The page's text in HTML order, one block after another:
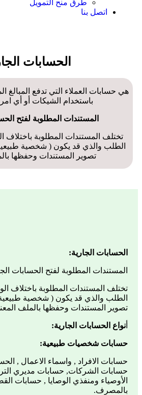
طرق منح التمويل
اتصل بنا
الحسابات
هي حسابات العملاء التي تدفع المبالغ
باستخدام الشيكات أو أي
المستندات المطلوبة لفتح
تختلف المستندات المطلوبة باختلاف
الطلب والذي قد يكون ( شخصية
تصوير المستندات وحفظها
الحسابات الجارية:
المستندات المطلوبة لفتح الحسابات
تختلف المستندات المطلوبة باختلاف
الطلب والذي قد يكون ( شخصية طبيعية
تصوير المستندات وحفظها بالملف
نواع الحسابات الجارية:
حسابات شخصيات طبيعية:
حسابات الافراد , واسماء الاعمال ,
حسابات الشركات, حسابات مديري
الأوصياء ومنفذي الوصايا , حسابات
بالمصرف.